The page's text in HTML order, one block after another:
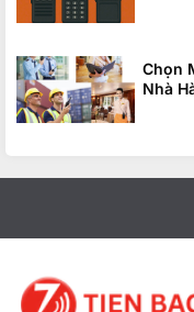
Chọn
Nhà